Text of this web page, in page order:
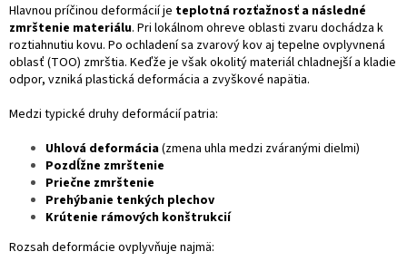
Hlavnou príčinou deformácií je teplotná rozťažnosť a následné
zmrštenie materiálu. Pri lokálnom ohreve oblasti zvaru dochádza k
roztiahnutiu kovu. Po ochladení sa zvarový kov aj tepelne ovplyvnená
oblasť (TOO) zmrštia. Keďže je však okolitý materiál chladnejší a kladie
odpor, vzniká plastická deformácia a zvyškové napätia.
Medzi typické druhy deformácií patria:
Uhlová deformácia(zmena uhla medzi zváranými dielmi)
Pozdĺžne zmrštenie
Priečne zmrštenie
Prehýbanie tenkých plechov
Krútenie rámových konštrukcií
Rozsah deformácie ovplyvňuje najmä: